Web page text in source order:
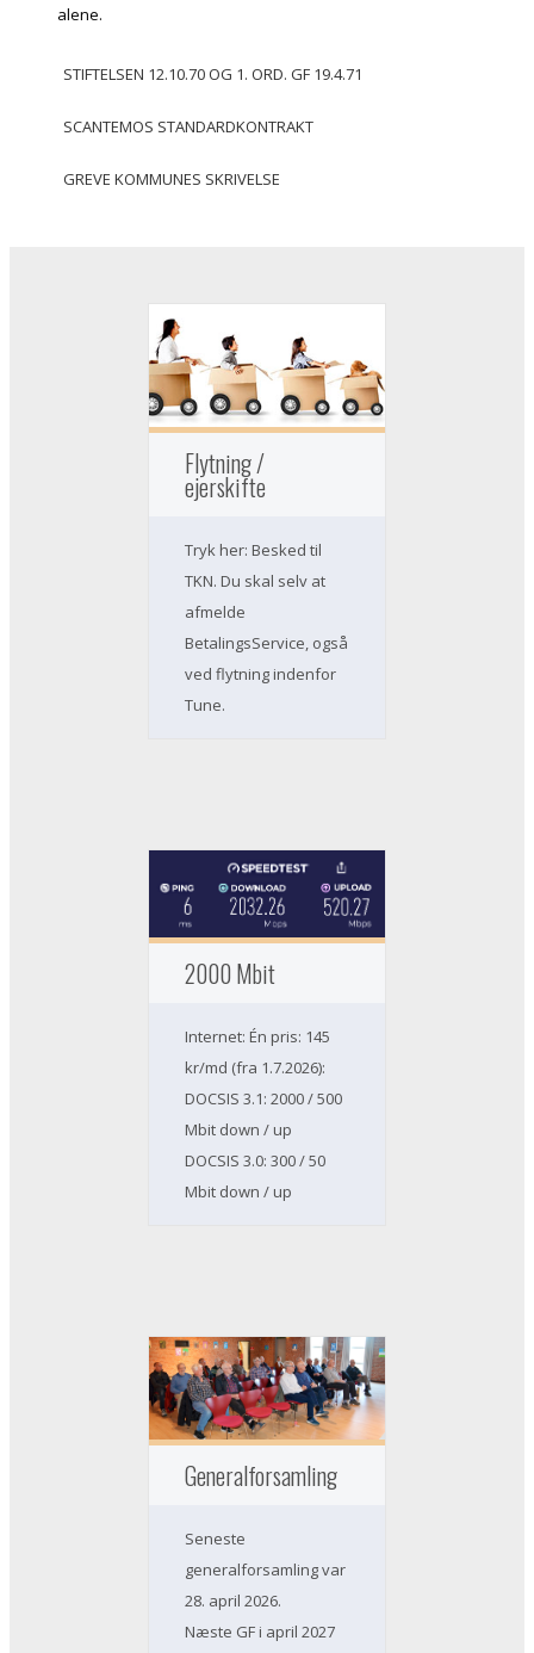
alene.
STIFTELSEN 12.10.70 OG 1. ORD. GF 19.4.71
SCANTEMOS STANDARDKONTRAKT
GREVE KOMMUNES SKRIVELSE
Flytning /
ejerskifte
Tryk her: Besked til
TKN. Du skal selv at
afmelde
BetalingsService, også
ved flytning indenfor
Tune.
2000 Mbit
Internet: Én pris: 145
kr/md (fra 1.7.2026):
DOCSIS 3.1: 2000 / 500
Mbit down / up
DOCSIS 3.0: 300 / 50
Mbit down / up
Generalforsamling
Seneste
generalforsamling var
28. april 2026.
Næste GF i april 2027